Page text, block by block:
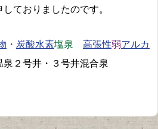
ておりましたのです。
・ 炭酸水素塩泉 高張性弱アルカ
泉２号井・３号井混合泉